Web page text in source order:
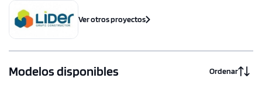
Ver otros proyectos
Modelos disponibles Ordenar